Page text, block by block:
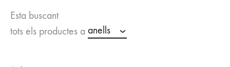
Esta buscant
tots els productes a anells